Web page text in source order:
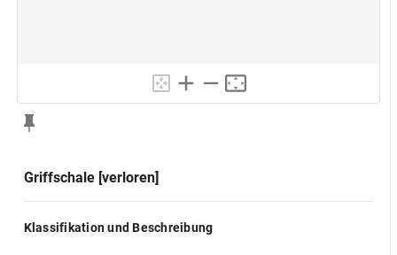
Griffschale [verloren]
Klassifikation und Beschreibung